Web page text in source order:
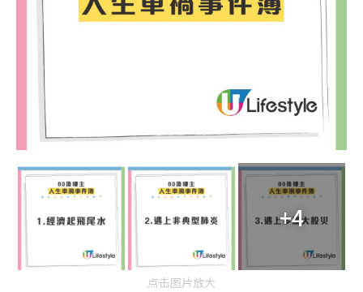
+4
点击图片放大